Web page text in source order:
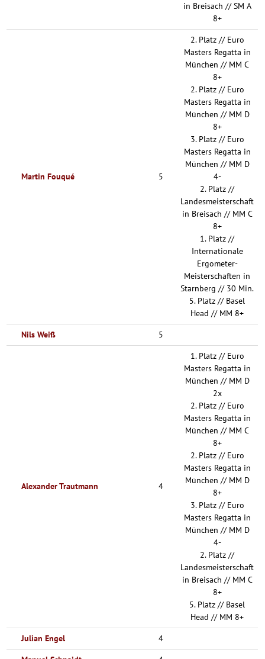
in Breisach // SM A
8+
Martin Fouqué 5
2. Platz // Euro
Masters Regatta in
München // MM C
8+
2. Platz // Euro
Masters Regatta in
München // MM D
8+
3. Platz // Euro
Masters Regatta in
München // MM D
4-
2. Platz //
Landesmeisterschaft
in Breisach // MM C
8+
1. Platz //
Internationale
Ergometer-
Meisterschaften in
Starnberg // 30 Min.
5. Platz // Basel
Head // MM 8+
Nils Weiß
5
Alexander Trautmann 4
1. Platz // Euro
Masters Regatta in
München // MM D
2x
2. Platz // Euro
Masters Regatta in
München // MM C
8+
2. Platz // Euro
Masters Regatta in
München // MM D
8+
3. Platz // Euro
Masters Regatta in
München // MM D
4-
2. Platz //
Landesmeisterschaft
in Breisach // MM C
8+
5. Platz // Basel
Head // MM 8+
Julian Engel
4